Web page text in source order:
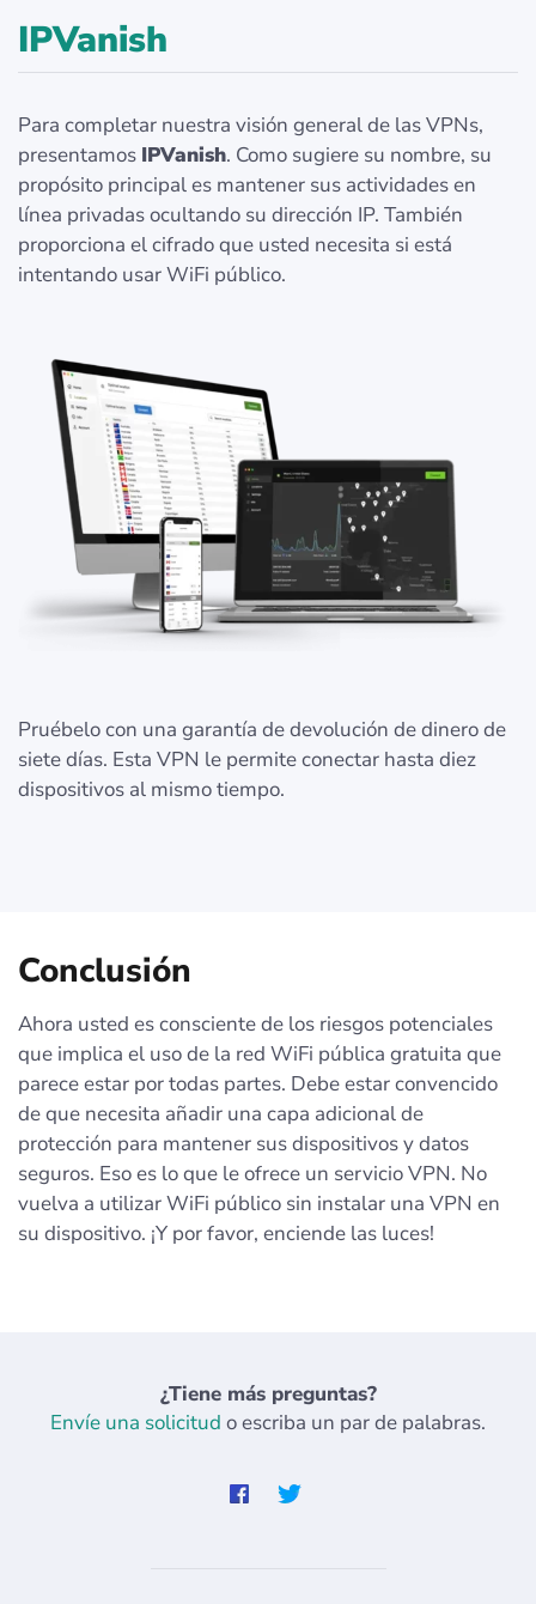
IPVanish
Para completar nuestra visión general de las VPNs,
presentamos IPVanish. Como sugiere su nombre, su
propósito principal es mantener sus actividades en
línea privadas ocultando su dirección IP. También
proporciona el cifrado que usted necesita si está
intentando usar WiFi público.
Pruébelo con una garantía de devolución de dinero de
siete días. Esta VPN le permite conectar hasta diez
dispositivos al mismo tiempo.
Conclusión
Ahora usted es consciente de los riesgos potenciales
que implica el uso de la red WiFi pública gratuita que
parece estar por todas partes. Debe estar convencido
de que necesita añadir una capa adicional de
protección para mantener sus dispositivos y datos
seguros. Eso es lo que le ofrece un servicio VPN. No
vuelva a utilizar WiFi público sin instalar una VPN en
su dispositivo. ¡Y por favor, enciende las luces!
¿Tiene más preguntas?
Envíe una solicitud o escriba un par de palabras.